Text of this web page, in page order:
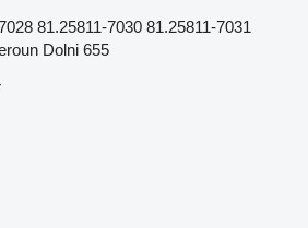
81.25811-7030 81.25811-7031
Dolni 655